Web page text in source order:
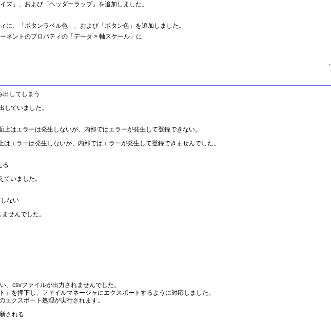
」、および「ヘッダーラップ」を追加しました。
、「ボタンラベル色」、および「ボタン色」を追加しました。
ネントのプロパティの「データ > 軸スケール」に
↑
してしまう
ていました。
はエラーは発生しないが、内部ではエラーが発生して登録できない。
エラーは発生しないが、内部ではエラーが発生して登録できませんでした。
る
いました。
ない
せんでした。
csvファイルが出力されませんでした。
を押下し、ファイルマネージャにエクスポートするように対応しました。
エクスポート処理が実行されます。
される